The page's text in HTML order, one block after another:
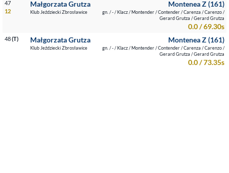
47
12
Małgorzata Grutza
Klub Jeździecki Zbrosławice
Montenea Z (161)
gn. / - / Klacz / Montender / Contender / Carenza / Carenzo /
Gerard Grutza / Gerard Grutza
0.0 / 69.30s
48(T) Małgorzata Grutza
Klub Jeździecki Zbrosławice
Montenea Z (161)
gn. / - / Klacz / Montender / Contender / Carenza / Carenzo /
Gerard Grutza / Gerard Grutza
0.0 / 73.35s